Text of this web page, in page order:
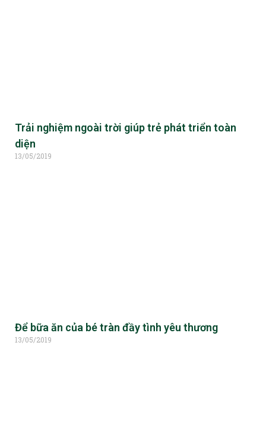
Trải nghiệm ngoài trời giúp trẻ phát triển toàn
diện
13/05/2019
Để bữa ăn của bé tràn đầy tình yêu thương
13/05/2019